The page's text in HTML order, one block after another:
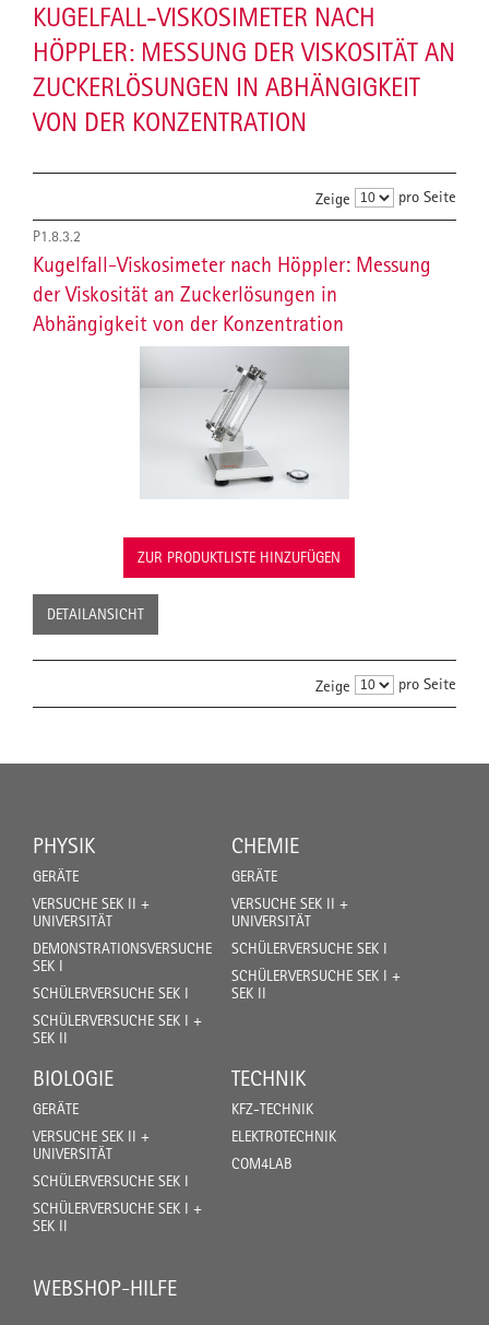
KUGELFALL-VISKOSIMETER NACH
HÖPPLER: MESSUNG DER VISKOSITÄT AN
ZUCKERLÖSUNGEN IN ABHÄNGIGKEIT
VON DER KONZENTRATION
Zeige pro Seite
P1.8.3.2
Kugelfall-Viskosimeter nach Höppler: Messung
der Viskosität an Zuckerlösungen in
Abhängigkeit von der Konzentration
ZUR PRODUKTLISTE HINZUFÜGEN
DETAILANSICHT
Zeige pro Seite
PHYSIK
GERÄTE
VERSUCHE SEK II +
UNIVERSITÄT
DEMONSTRATIONSVERSUCHE
SEK I
SCHÜLERVERSUCHE SEK I
SCHÜLERVERSUCHE SEK I +
SEK II
CHEMIE
GERÄTE
VERSUCHE SEK II +
UNIVERSITÄT
SCHÜLERVERSUCHE SEK I
SCHÜLERVERSUCHE SEK I +
SEK II
BIOLOGIE
GERÄTE
VERSUCHE SEK II +
UNIVERSITÄT
SCHÜLERVERSUCHE SEK I
SCHÜLERVERSUCHE SEK I +
SEK II
TECHNIK
KFZ-TECHNIK
ELEKTROTECHNIK
COM4LAB
WEBSHOP-HILFE